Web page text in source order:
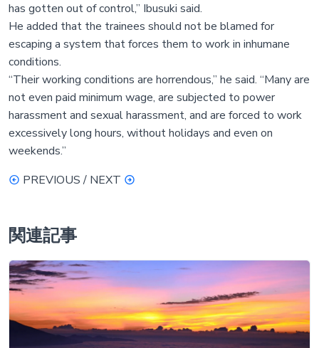
has gotten out of control,” Ibusuki said.
He added that the trainees should not be blamed for
escaping a system that forces them to work in inhumane
conditions.
“Their working conditions are horrendous,” he said. “Many are
not even paid minimum wage, are subjected to power
harassment and sexual harassment, and are forced to work
excessively long hours, without holidays and even on
weekends.”
PREVIOUS / NEXT
関連記事